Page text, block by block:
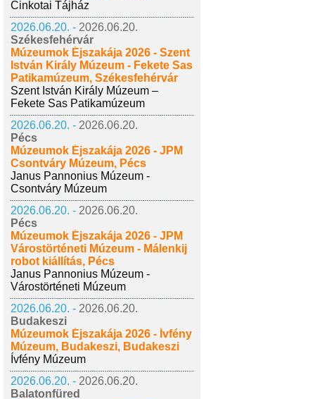
Cinkotai Tájház
2026.06.20. - 2026.06.20.
Székesfehérvár
Múzeumok Éjszakája 2026 - Szent
István Király Múzeum - Fekete Sas
Patikamúzeum, Székesfehérvár
Szent István Király Múzeum –
Fekete Sas Patikamúzeum
2026.06.20. - 2026.06.20.
Pécs
Múzeumok Éjszakája 2026 - JPM
Csontváry Múzeum, Pécs
Janus Pannonius Múzeum -
Csontváry Múzeum
2026.06.20. - 2026.06.20.
Pécs
Múzeumok Éjszakája 2026 - JPM
Várostörténeti Múzeum - Málenkij
robot kiállítás, Pécs
Janus Pannonius Múzeum -
Várostörténeti Múzeum
2026.06.20. - 2026.06.20.
Budakeszi
Múzeumok Éjszakája 2026 - Ívfény
Múzeum, Budakeszi, Budakeszi
Ívfény Múzeum
2026.06.20. - 2026.06.20.
Balatonfüred